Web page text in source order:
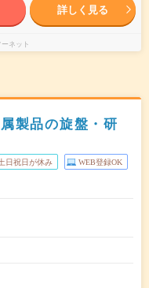
詳しく見る
ネット
製品の旋盤・研
日祝日が休み WEB登録OK